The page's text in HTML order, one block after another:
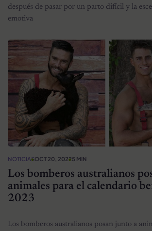
después de pasar por un parto difícil y la
emotiva
NOTICIASOCT 20, 20225 MIN
Los bomberos australianos
animales para el calendario
2023
Los bomberos australianos posan junto a